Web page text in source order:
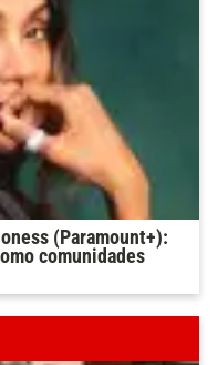
(Paramount+):
comunidades